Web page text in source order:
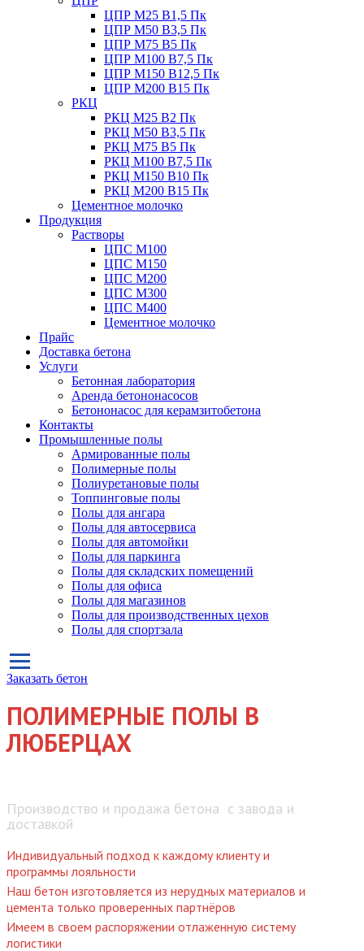
ЦПР М25 B1,5 Пк
ЦПР М50 B3,5 Пк
ЦПР М75 B5 Пк
ЦПР М100 B7,5 Пк
ЦПР М150 B12,5 Пк
ЦПР М200 B15 Пк
РКЦ
РКЦ М25 B2 Пк
РКЦ М50 В3,5 Пк
РКЦ М75 B5 Пк
РКЦ М100 B7,5 Пк
РКЦ М150 B10 Пк
РКЦ М200 B15 Пк
Цементное молочко
Продукция
Растворы
ЦПС М100
ЦПС М150
ЦПС М200
ЦПС М300
ЦПС М400
Цементное молочко
Прайс
Доставка бетона
Услуги
Бетонная лаборатория
Аренда бетононасосов
Бетононасос для керамзитобетона
Контакты
Промышленные полы
Армированные полы
Полимерные полы
Полиуретановые полы
Топпинговые полы
Полы для ангара
Полы для автосервиса
Полы для автомойки
Полы для паркинга
Полы для складских помещений
Полы для офиса
Полы для магазинов
Полы для производственных цехов
Полы для спортзала
Заказать бетон
ПОЛИМЕРНЫЕ ПОЛЫ В
ЛЮБЕРЦАХ
Производство и продажа бетона с завода и
доставкой
Индивидуальный подход к каждому клиенту и
программы лояльности
Наш бетон изготовляется из нерудных материалов и
цемента только проверенных партнёров
Имеем в своем распоряжении отлаженную систему
логистики